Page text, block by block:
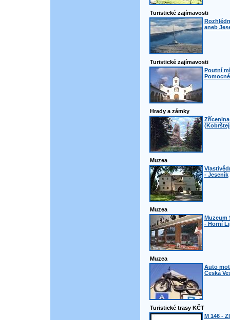
Turistické zajímavosti
aneb
Turistické zajímavosti
Poutní
Hrady a zámky
Muzea
- Jeseník
Muzea
Muzeum
- Horní
Muzea
Auto
Česká
Turistické trasy KČT
M 146 -